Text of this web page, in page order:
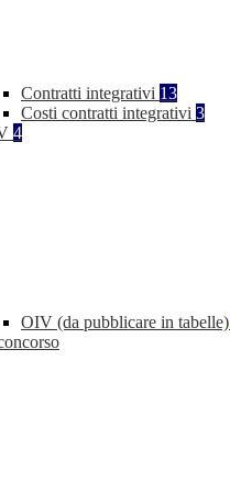
Contratti integrativi 13
Costi contratti integrativi 3
4
OIV (da pubblicare in tabelle)